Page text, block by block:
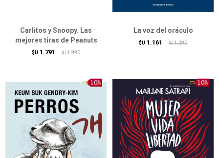
Carlitos y Snoopy. Las
mejores tiras de Peanuts
$U 1.791 $U 1.990
La voz del oráculo
$U 1.161 $U 1.290